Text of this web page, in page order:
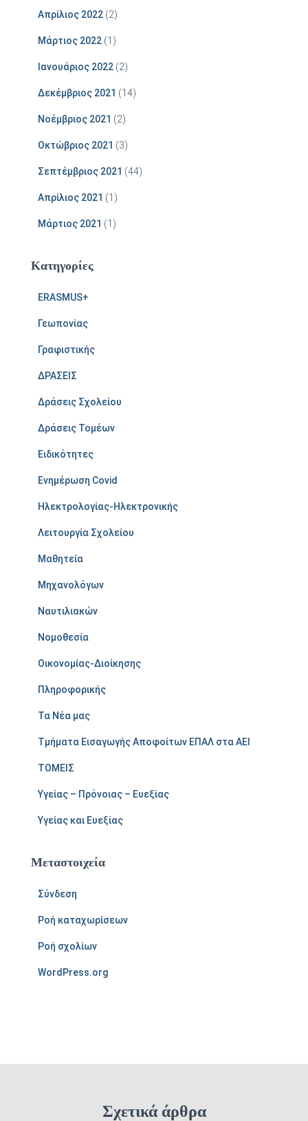
Απρίλιος 2022 (2)
Μάρτιος 2022 (1)
Ιανουάριος 2022 (2)
Δεκέμβριος 2021 (14)
Νοέμβριος 2021 (2)
Οκτώβριος 2021 (3)
Σεπτέμβριος 2021 (44)
Απρίλιος 2021 (1)
Μάρτιος 2021 (1)
Kατηγορίες
ERASMUS+
Γεωπονίας
Γραφιστικής
ΔΡΑΣΕΙΣ
Δράσεις Σχολείου
Δράσεις Τομέων
Ειδικότητες
Ενημέρωση Covid
Ηλεκτρολογίας-Ηλεκτρονικής
Λειτουργία Σχολείου
Μαθητεία
Μηχανολόγων
Ναυτιλιακών
Νομοθεσία
Οικονομίας-Διοίκησης
Πληροφορικής
Τα Νέα μας
Τμήματα Εισαγωγής Αποφοίτων ΕΠΑΛ στα ΑΕΙ
ΤΟΜΕΙΣ
Υγείας – Πρόνοιας – Ευεξίας
Υγείας και Ευεξίας
Μεταστοιχεία
Σύνδεση
Ροή καταχωρίσεων
Ροή σχολίων
WordPress.org
Σχετικά άρθρα